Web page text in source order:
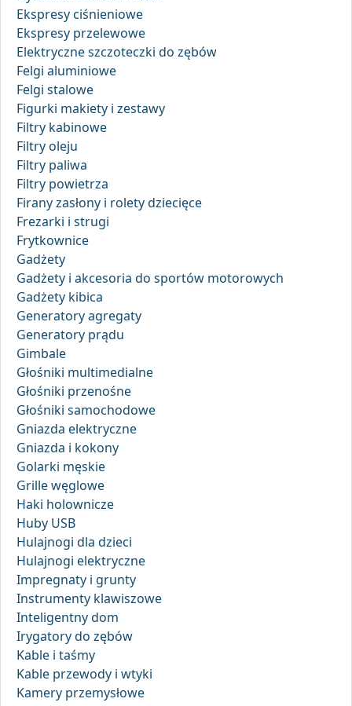
Ekspresy ciśnieniowe
Ekspresy przelewowe
Elektryczne szczoteczki do zębów
Felgi aluminiowe
Felgi stalowe
Figurki makiety i zestawy
Filtry kabinowe
Filtry oleju
Filtry paliwa
Filtry powietrza
Firany zasłony i rolety dziecięce
Frezarki i strugi
Frytkownice
Gadżety
Gadżety i akcesoria do sportów motorowych
Gadżety kibica
Generatory agregaty
Generatory prądu
Gimbale
Głośniki multimedialne
Głośniki przenośne
Głośniki samochodowe
Gniazda elektryczne
Gniazda i kokony
Golarki męskie
Grille węglowe
Haki holownicze
Huby USB
Hulajnogi dla dzieci
Hulajnogi elektryczne
Impregnaty i grunty
Instrumenty klawiszowe
Inteligentny dom
Irygatory do zębów
Kable i taśmy
Kable przewody i wtyki
Kamery przemysłowe